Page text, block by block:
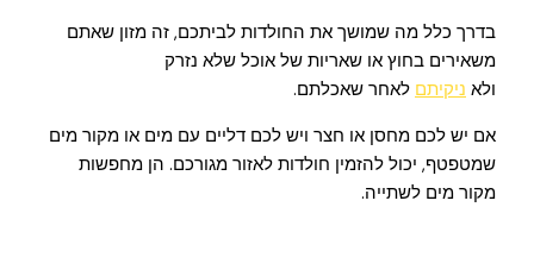
בדרך כלל מה שמושך את החולדות לביתכם, זה מזון שאתם
משאירים בחוץ או שאריות של אוכל שלא נזרק
ולא ניקיתם לאחר שאכלתם.
אם יש לכם מחסן או חצר ויש לכם דליים עם מים או מקור מים
שמטפטף, יכול להזמין חולדות לאזור מגורכם. הן מחפשות
מקור מים לשתייה.